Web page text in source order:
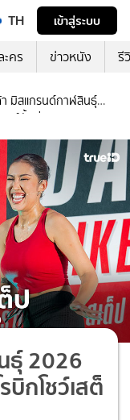
TH
เข้าสู่ระบบ
ะคร ข่าวหนัง รี
มิสแกรนด์กาฬสินธุ์
ด์ทั้งเริ่ด
ธุ์ 2026
กโชว์เสต็